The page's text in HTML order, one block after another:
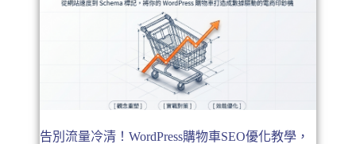
告別流量冷清！WordPress購物車SEO優化教學，